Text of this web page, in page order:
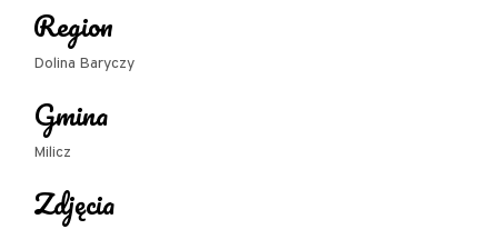
Region
Dolina Baryczy
Gmina
Milicz
Zdjęcia